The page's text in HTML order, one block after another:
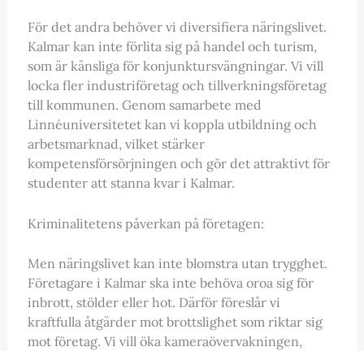
För det andra behöver vi diversifiera näringslivet.
Kalmar kan inte förlita sig på handel och turism,
som är känsliga för konjunktursvängningar. Vi vill
locka fler industriföretag och tillverkningsföretag
till kommunen. Genom samarbete med
Linnéuniversitetet kan vi koppla utbildning och
arbetsmarknad, vilket stärker
kompetensförsörjningen och gör det attraktivt för
studenter att stanna kvar i Kalmar.
Kriminalitetens påverkan på företagen:
Men näringslivet kan inte blomstra utan trygghet.
Företagare i Kalmar ska inte behöva oroa sig för
inbrott, stölder eller hot. Därför föreslår vi
kraftfulla åtgärder mot brottslighet som riktar sig
mot företag. Vi vill öka kameraövervakningen,